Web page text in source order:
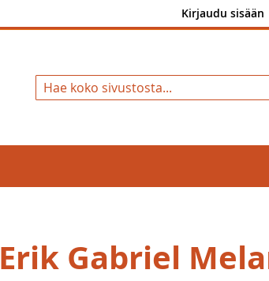
Kirjaudu sisään
Erik Gabriel